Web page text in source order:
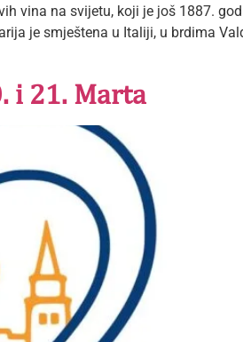
vina na svijetu, koji je još 1887.
je smještena u Italiji, u brdima
i 21. Marta